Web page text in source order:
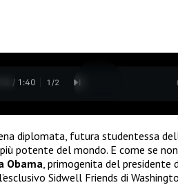
/ 1:40 1 /2
diplomata, futura studentessa
potente del mondo. E come se
Obama , primogenita del presidente
Sidwell Friends di